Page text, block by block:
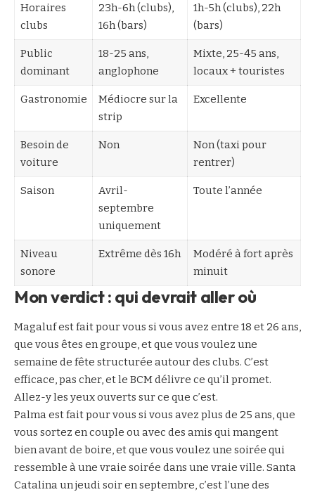
Horaires
clubs
23h-6h (clubs),
16h (bars)
1h-5h (clubs), 22h
(bars)
Public
dominant
18-25 ans,
anglophone
Mixte, 25-45 ans,
locaux + touristes
Gastronomie
Médiocre sur la
strip
Excellente
Besoin de
voiture
Non
Non (taxi pour
rentrer)
Saison
Avril-
septembre
uniquement
Toute l’année
Niveau
sonore
Extrême dès 16h
Modéré à fort après
minuit
Mon verdict : qui devrait aller où
Magaluf est fait pour vous si vous avez entre 18 et 26 ans,
que vous êtes en groupe, et que vous voulez une
semaine de fête structurée autour des clubs. C’est
efficace, pas cher, et le BCM délivre ce qu’il promet.
Allez-y les yeux ouverts sur ce que c’est.
Palma est fait pour vous si vous avez plus de 25 ans, que
vous sortez en couple ou avec des amis qui mangent
bien avant de boire, et que vous voulez une soirée qui
ressemble à une vraie soirée dans une vraie ville. Santa
Catalina un jeudi soir en septembre, c’est l’une des